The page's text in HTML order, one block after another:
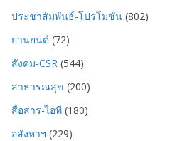
ประชาสัมพันธ์-โปรโมชั่น (802)
ยานยนต์ (72)
สังคม-CSR (544)
สาธารณสุข (200)
สื่อสาร-ไอที (180)
อสังหาฯ (229)